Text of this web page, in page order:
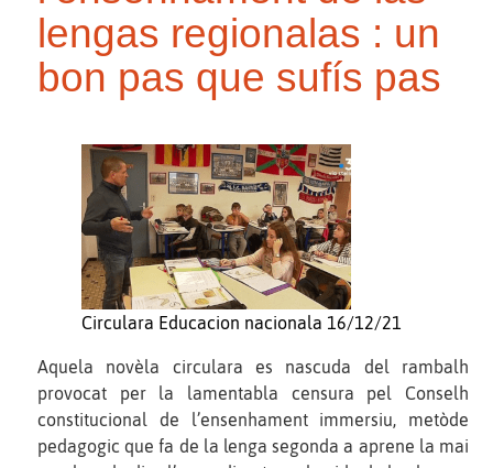
lengas regionalas : un
bon pas que sufís pas
Circulara Educacion nacionala 16/12/21
Aquela novèla circulara es nascuda del rambalh
provocat per la lamentabla censura pel Conselh
constitucional de l’ensenhament immersiu, metòde
pedagogic que fa de la lenga segonda a aprene la mai